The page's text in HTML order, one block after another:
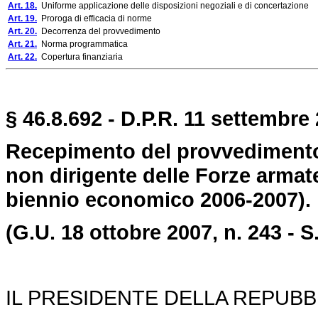
Art. 18. Uniforme applicazione delle disposizioni negoziali e di concertazione
Art. 19. Proroga di efficacia di norme
Art. 20. Decorrenza del provvedimento
Art. 21. Norma programmatica
Art. 22. Copertura finanziaria
§ 46.8.692 - D.P.R. 11
Recepimento del
non dirigente delle Forze
biennio economico 2006-2007).
(G.U. 18 ottobre 2007, n. 243 -
IL PRESIDENTE DELLA